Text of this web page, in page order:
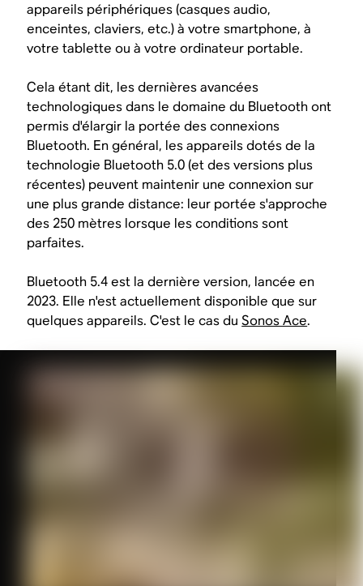
appareils périphériques (casques audio,
enceintes, claviers, etc.) à votre smartphone, à
votre tablette ou à votre ordinateur portable.
Cela étant dit, les dernières avancées
technologiques dans le domaine du Bluetooth ont
permis d'élargir la portée des connexions
Bluetooth. En général, les appareils dotés de la
technologie Bluetooth 5.0 (et des versions plus
récentes) peuvent maintenir une connexion sur
une plus grande distance: leur portée s'approche
des 250 mètres lorsque les conditions sont
parfaites.
Bluetooth 5.4 est la dernière version, lancée en
2023. Elle n'est actuellement disponible que sur
quelques appareils. C'est le cas duSonos Ace.